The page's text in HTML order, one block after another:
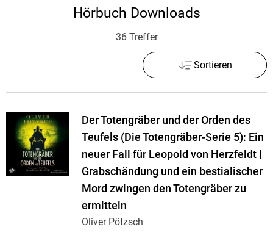
Hörbuch Downloads
36 Treffer
Sortieren
Der Totengräber und der Orden des
Teufels (Die Totengräber-Serie 5): Ein
neuer Fall für Leopold von Herzfeldt |
Grabschändung und ein bestialischer
Mord zwingen den Totengräber zu
ermitteln
Oliver Pötzsch